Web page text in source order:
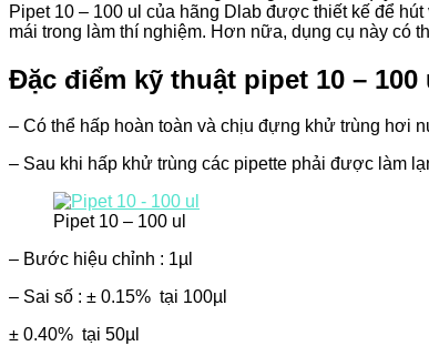
Pipet 10 – 100 ul của hãng Dlab được thiết kế để
mái trong làm thí nghiệm. Hơn nữa, dụng cụ này có
Đặc điểm kỹ thuật pipet 10 – 100
– Có thể hấp hoàn toàn và chịu đựng khử trùng hơi
– Sau khi hấp khử trùng các pipette phải được làm
Pipet 10 – 100 ul
– Bước hiệu chỉnh : 1µl
– Sai số : ± 0.15% tại 100µl
± 0.40% tại 50µl